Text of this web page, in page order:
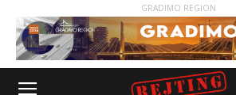
GRADIMO REGION